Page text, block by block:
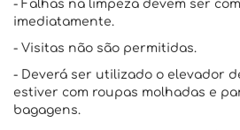
- Falhas na limpeza devem ser
imediatamente.
- Visitas não são permitidas.
- Deverá ser utilizado o elevador
estiver com roupas molhadas e
bagagens.